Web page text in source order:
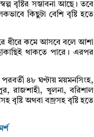
বৃষ্টির সম্ভাবনা আছে। তবে
কিছুটা বেশি বৃষ্টি হতে
ধীরে কমে আসবে বলে আশা
থাকতে পারে। এরপর
৪৮ ঘণ্টায় ময়মনসিংহ,
রাজশাহী, খুলনা, বরিশাল
বৃষ্টি অথবা বজ্রসহ বৃষ্টি হতে